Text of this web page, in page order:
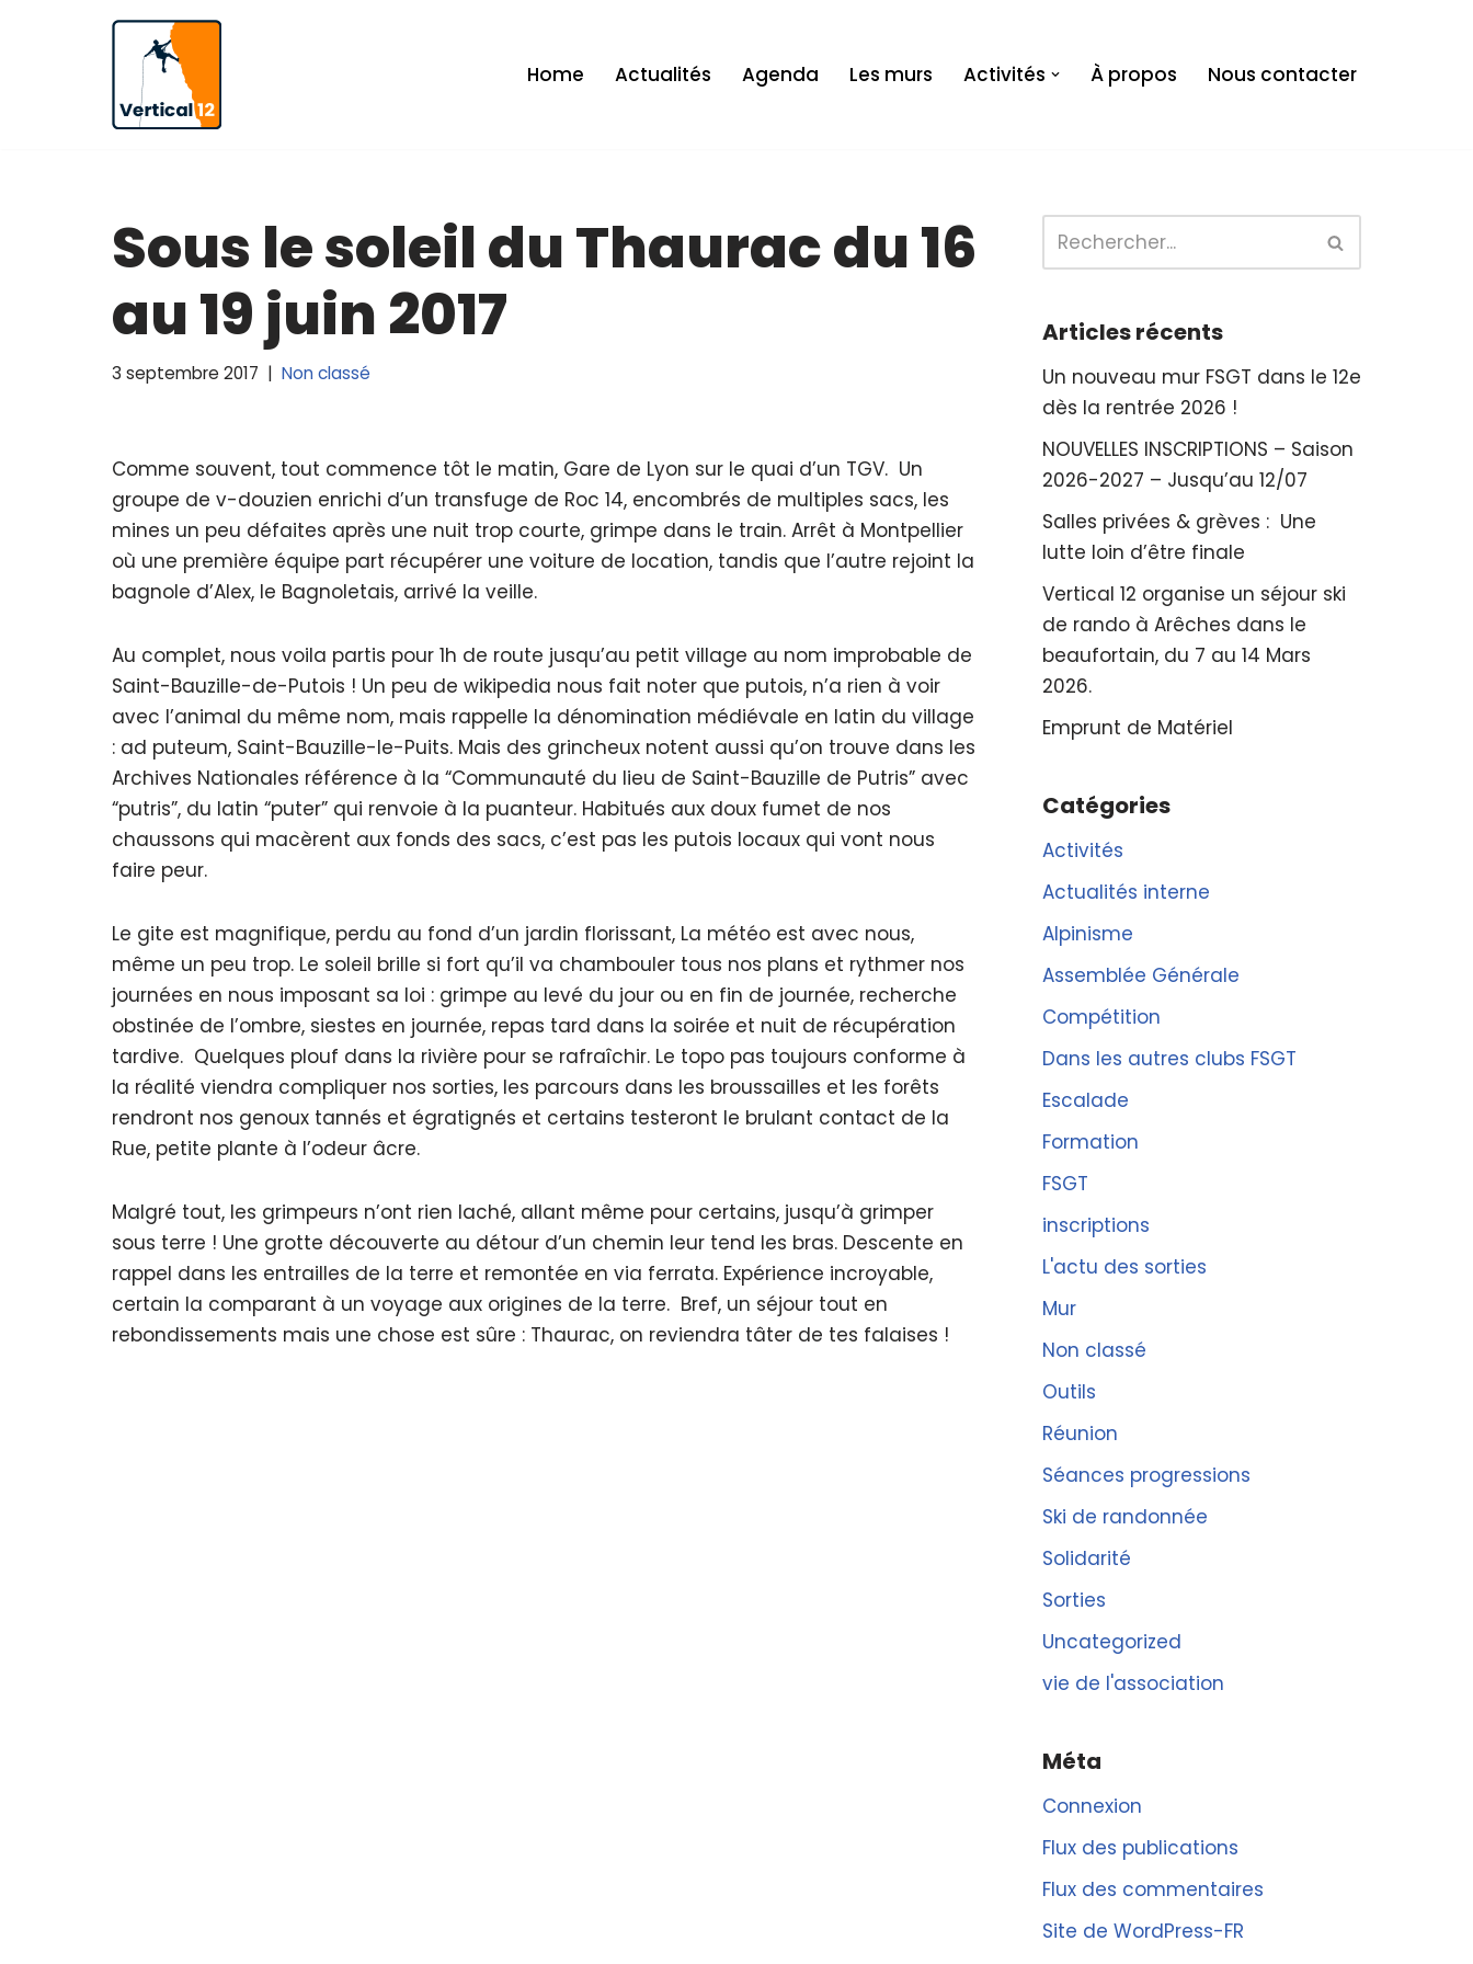
Home Actualités Agenda Les murs Activités À propos Nous contacter
Sous le soleil du Thaurac du 16
au 19 juin 2017
3 septembre 2017 Non classé
Comme souvent, tout commence tôt le matin, Gare de Lyon sur le quai d’un TGV. Un
groupe de v-douzien enrichi d’un transfuge de Roc 14, encombrés de multiples sacs, les
mines un peu défaites après une nuit trop courte, grimpe dans le train. Arrêt à Montpellier
où une première équipe part récupérer une voiture de location, tandis que l’autre rejoint la
bagnole d’Alex, le Bagnoletais, arrivé la veille.
Au complet, nous voila partis pour 1h de route jusqu’au petit village au nom improbable de
Saint-Bauzille-de-Putois ! Un peu de wikipedia nous fait noter que putois, n’a rien à voir
avec l’animal du même nom, mais rappelle la dénomination médiévale en latin du village
: ad puteum, Saint-Bauzille-le-Puits. Mais des grincheux notent aussi qu’on trouve dans les
Archives Nationales référence à la “Communauté du lieu de Saint-Bauzille de Putris” avec
“putris”, du latin “puter” qui renvoie à la puanteur. Habitués aux doux fumet de nos
chaussons qui macèrent aux fonds des sacs, c’est pas les putois locaux qui vont nous
faire peur.
Le gite est magnifique, perdu au fond d’un jardin florissant, La météo est avec nous,
même un peu trop. Le soleil brille si fort qu’il va chambouler tous nos plans et rythmer nos
journées en nous imposant sa loi : grimpe au levé du jour ou en fin de journée, recherche
obstinée de l’ombre, siestes en journée, repas tard dans la soirée et nuit de récupération
tardive. Quelques plouf dans la rivière pour se rafraîchir. Le topo pas toujours conforme à
la réalité viendra compliquer nos sorties, les parcours dans les broussailles et les forêts
rendront nos genoux tannés et égratignés et certains testeront le brulant contact de la
Rue, petite plante à l’odeur âcre.
Malgré tout, les grimpeurs n’ont rien laché, allant même pour certains, jusqu’à grimper
sous terre ! Une grotte découverte au détour d’un chemin leur tend les bras. Descente en
rappel dans les entrailles de la terre et remontée en via ferrata. Expérience incroyable,
certain la comparant à un voyage aux origines de la terre. Bref, un séjour tout en
rebondissements mais une chose est sûre : Thaurac, on reviendra tâter de tes falaises !
Articles récents
Un nouveau mur FSGT dans le 12e
dès la rentrée 2026 !
NOUVELLES INSCRIPTIONS – Saison
2026-2027 – Jusqu’au 12/07
Salles privées & grèves : Une
lutte loin d’être finale
Vertical 12 organise un séjour ski
de rando à Arêches dans le
beaufortain, du 7 au 14 Mars
2026.
Emprunt de Matériel
Catégories
Activités
Actualités interne
Alpinisme
Assemblée Générale
Compétition
Dans les autres clubs FSGT
Escalade
Formation
FSGT
inscriptions
L'actu des sorties
Mur
Non classé
Outils
Réunion
Séances progressions
Ski de randonnée
Solidarité
Sorties
Uncategorized
vie de l'association
Méta
Connexion
Flux des publications
Flux des commentaires
Site de WordPress-FR